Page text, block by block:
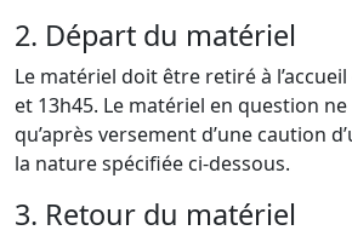
2. Départ du matériel
Le matériel doit être retiré à
et 13h45. Le matériel en question
qu’après versement d’une caution
la nature spécifiée ci-dessous.
3. Retour du matériel